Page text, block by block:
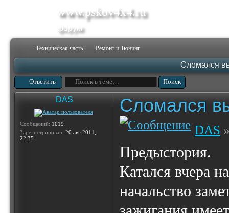
www.pskov4x4.ru
форум
Техническая часть Ремонт и Тюнинг
Сломался
Ответить
DAS
Сообщений: 1019
Зарегистрирован: 20 авг 2011,
22:35
Сломался
DAS
Предыстория.
Катался вчера
начальство